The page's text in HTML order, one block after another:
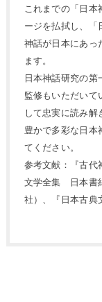
これまでの「日本
ージを払拭し、「
神話が日本にあっ
ます。
日本神話研究の
監修もいただい
して忠実に読み解
豊かで多彩な日
てください。
参考文献：『古代
文学全集 日本書
社）、『日本古典